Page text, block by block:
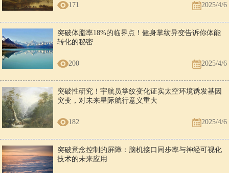
171 2025/4/6
突破体脂率18%的临界点！健身掌纹异变告诉你体能
转化的秘密
200 2025/4/6
突破性研究！宇航员掌纹变化证实太空环境诱发基因
突变，对未来星际航行意义重大
182 2025/4/6
突破意念控制的屏障：脑机接口同步率与神经可视化
技术的未来应用